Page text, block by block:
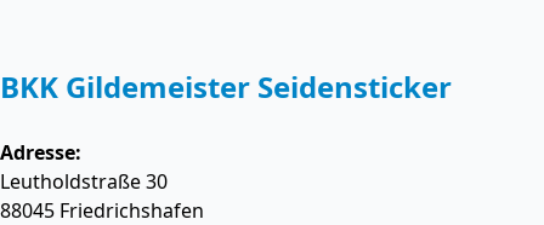
BKK Gildemeister Seidensticker
Adresse:
Leutholdstraße 30
88045 Friedrichshafen